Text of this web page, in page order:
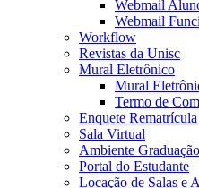
Webmail
Webmail
Workflow
Revistas da Unisc
Mural Eletrônico
Mural
Termo de
Enquete Rematrícula
Sala Virtual
Ambiente
Portal do Estudante
Locação de Salas e